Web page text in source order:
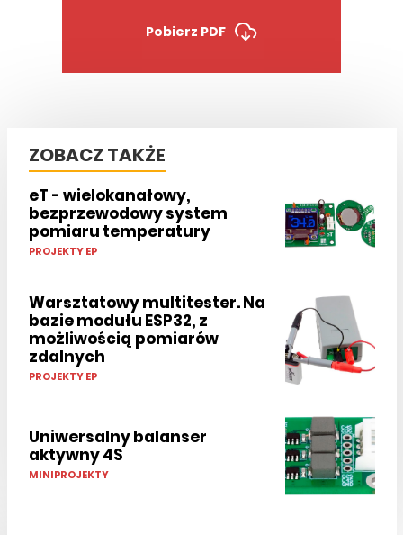
Pobierz PDF
ZOBACZ TAKŻE
eT - wielokanałowy,
bezprzewodowy system
pomiaru temperatury
PROJEKTY EP
Warsztatowy multitester. Na
bazie modułu ESP32, z
możliwością pomiarów
zdalnych
PROJEKTY EP
Uniwersalny balanser
aktywny 4S
MINIPROJEKTY